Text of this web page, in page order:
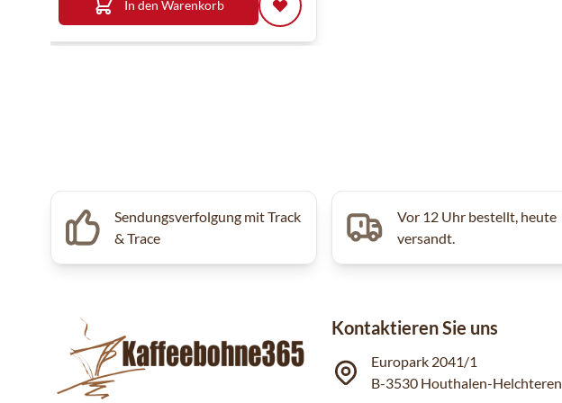
In den Warenkorb
Sendungsverfolgung mit Track
& Trace
Vor 12 Uhr bestellt, heute
versandt.
Kontaktieren Sie uns
Europark 2041/1
B-3530 Houthalen-Helchteren